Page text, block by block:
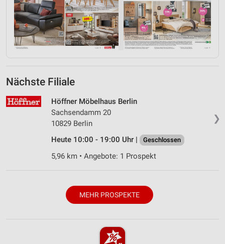
Nächste Filiale
❯
Höffner Möbelhaus Berlin
Sachsendamm 20
10829 Berlin
Heute 10:00 - 19:00 Uhr |
Geschlossen
5,96 km • Angebote: 1 Prospekt
MEHR PROSPEKTE